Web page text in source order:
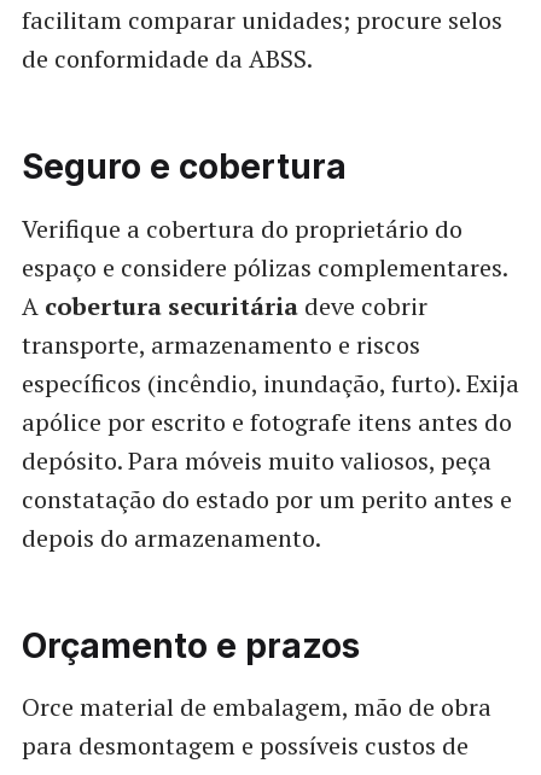
facilitam comparar unidades; procure selos
de conformidade da ABSS.
Seguro e cobertura
Verifique a cobertura do proprietário do
espaço e considere pólizas complementares.
A cobertura securitáriadeve cobrir
transporte, armazenamento e riscos
específicos (incêndio, inundação, furto). Exija
apólice por escrito e fotografe itens antes do
depósito. Para móveis muito valiosos, peça
constatação do estado por um perito antes e
depois do armazenamento.
Orçamento e prazos
Orce material de embalagem, mão de obra
para desmontagem e possíveis custos de